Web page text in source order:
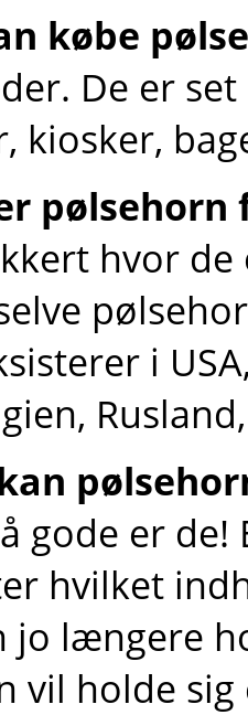
købe
De er
kiosker,
pølsehorn
hvor
i
gode er de!
hvilket
jo længere
vil holde